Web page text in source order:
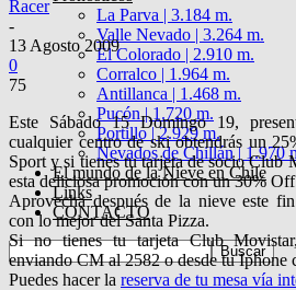
La Parva | 3.184 m.
Valle Nevado | 3.264 m.
El Colorado | 2.910 m.
Corralco | 1.964 m.
Antillanca | 1.468 m.
Pucón | 1.720 m.
Portillo | 2.929 m.
Nevados de Chillán | 1.970
El mundo de la Nieve en Chile
Links
CONTACTO
Racer
-
13 Agosto 2009
0
75
Este Sábado 15 Domingo 19,
cualquier centro de ski obtendrás un
Sport y si tienes tu tarjeta de socio Club
esta deliciosa promoción con un 30%
Aprovecha después de la nieve este
con lo mejor del Santa Pizza.
Si no tienes tu tarjeta Club
enviando CM al 2582 o desde tu Iphone
Puedes hacer la reserva de tu mesa vía